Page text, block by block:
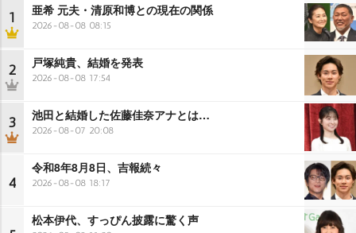
1 亜希 元夫・清原和博との現在の関係
2026-08-08 08:15
2 戸塚純貴、結婚を発表
2026-08-08 17:54
3 池田と結婚した佐藤佳奈アナとは…
2026-08-07 20:08
4
令和8年8月8日、吉報続々
2026-08-08 18:17
松本伊代、すっぴん披露に驚く声